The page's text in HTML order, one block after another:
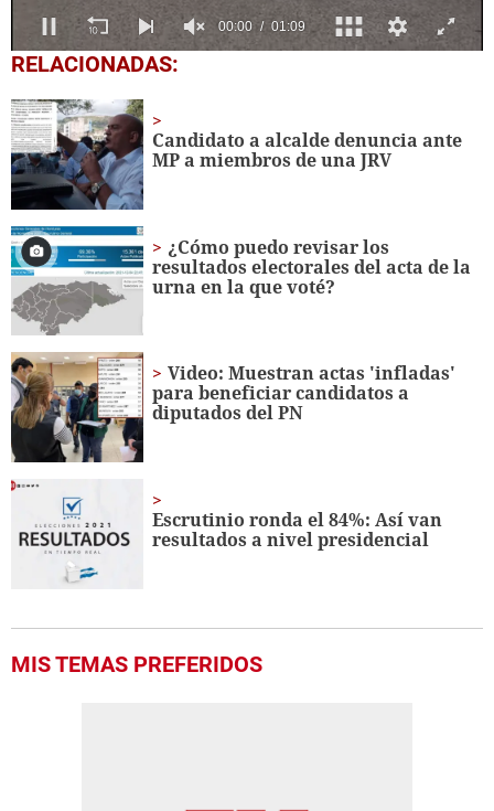
0
seconds
1
minute,
9
seconds
RELACIONADAS:
Candidato a alcalde denuncia ante
MP a miembros de una JRV
¿Cómo puedo revisar los
resultados electorales del acta de la
urna en la que voté?
Video: Muestran actas 'infladas'
para beneficiar candidatos a
diputados del PN
Escrutinio ronda el 84%: Así van
resultados a nivel presidencial
MIS TEMAS PREFERIDOS